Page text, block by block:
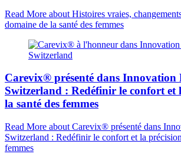
Read More about Histoires vraies,
domaine de la santé des femmes
Carevix® présenté dans Innovation
Switzerland : Redéfinir le confort et
la santé des femmes
Read More about Carevix® présenté dans
Switzerland : Redéfinir le confort et la
femmes